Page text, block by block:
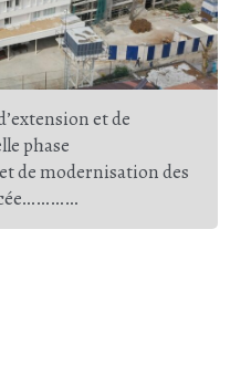
et de
phase
de modernisation des